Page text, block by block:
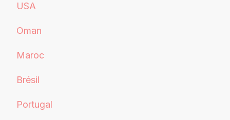
USA
Oman
Maroc
Brésil
Portugal